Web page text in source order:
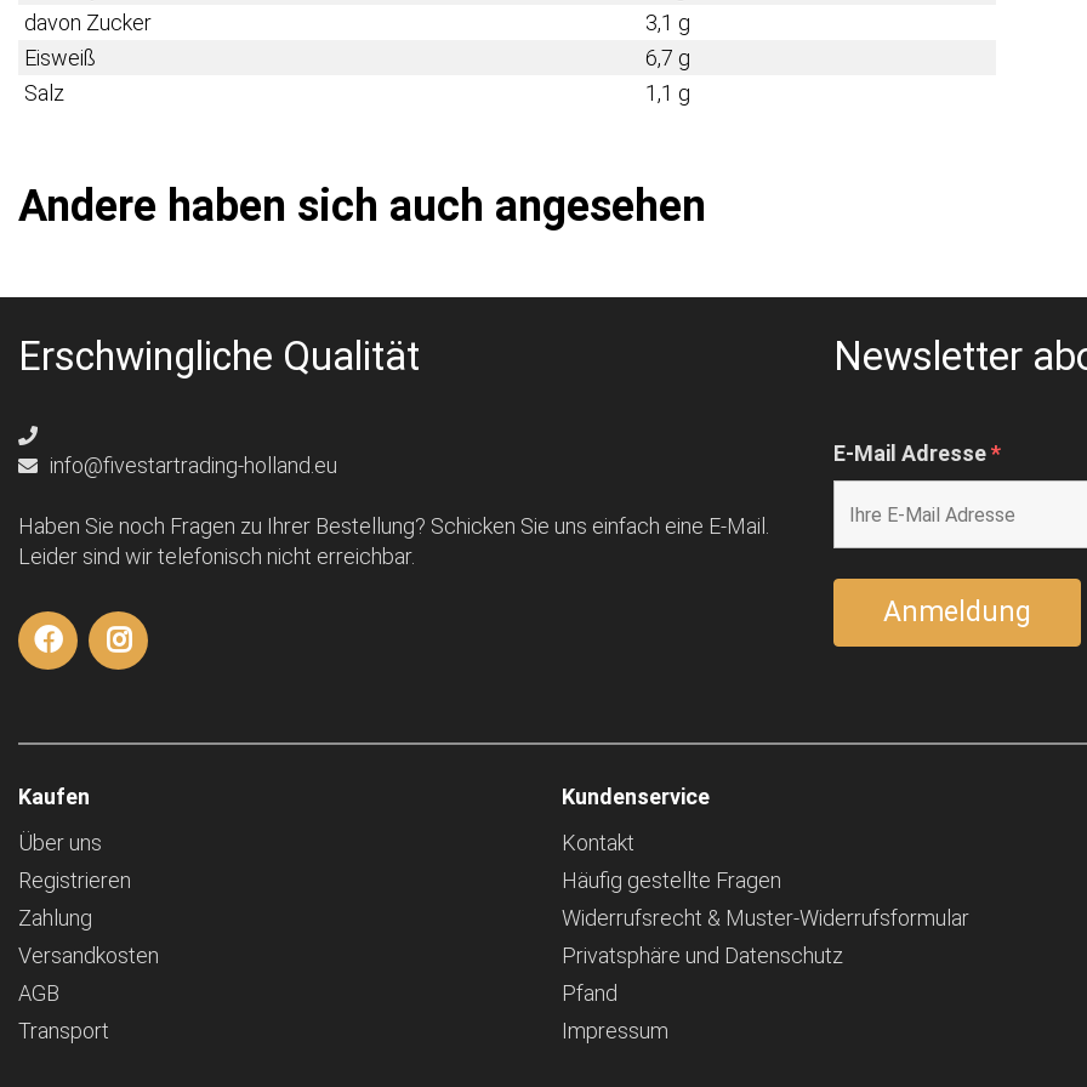
davon Zucker
3,1 g
Eisweiß
6,7 g
Salz
1,1 g
Andere haben sich auch angesehen
Erschwingliche Qualität
info@fivestartrading-holland.eu
Haben Sie noch Fragen zu Ihrer Bestellung? Schicken Sie uns einfach eine E-Mail.
Leider sind wir telefonisch nicht erreichbar.
Newsletter
E-Mail Adresse*
Kaufen
Über uns
Registrieren
Zahlung
Versandkosten
AGB
Transport
Kundenservice
Kontakt
Häufig gestellte Fragen
Widerrufsrecht & Muster-Widerrufsformular
Privatsphäre und Datenschutz
Pfand
Impressum